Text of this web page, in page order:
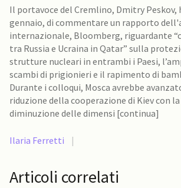
Il portavoce del Cremlino, Dmitry
gennaio, di commentare un rapporto
internazionale, Bloomberg, riguardante
tra Russia e Ucraina in Qatar” sulla
strutture nucleari in entrambi i Paesi,
scambi di prigionieri e il rapimento di
Durante i colloqui, Mosca avrebbe
riduzione della cooperazione di Kiev con la
diminuzione delle dimensi [continua]
Ilaria Ferretti |
Articoli correlati